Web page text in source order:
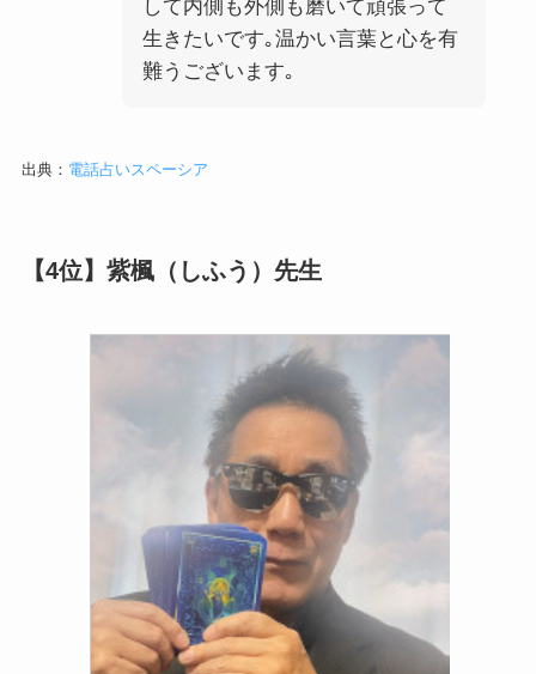
して内側も外側も磨いて頑張って
生きたいです｡温かい言葉と心を有
難うございます｡
出典： 電話占いスペーシア
【4位】紫楓（しふう）先生